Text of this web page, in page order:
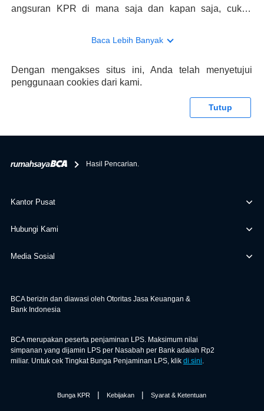
angsuran KPR di mana saja dan kapan saja, cukup
konsultasi mengenai KPR, maka ada layanan live chat
memberikan keuntungan yang berlipat, persyaratan
pengajuan KPR BCA juga sangat mudah, kamu bisa cek
tentang properti disini BCA hanya sebagai pihak
bertanggung jawab terhadap informasi yang rekanan
Baca Lebih Banyak
Dengan mengakses situs ini, Anda telah menyetujui
penggunaan cookies dari kami.
Tutup
Hasil Pencarian.
Kantor Pusat
Hubungi Kami
Media Sosial
BCA berizin dan diawasi oleh Otoritas Jasa Keuangan &
Bank Indonesia
BCA merupakan peserta penjaminan LPS. Maksimum nilai
simpanan yang dijamin LPS per Nasabah per Bank adalah Rp2
miliar. Untuk cek Tingkat Bunga Penjaminan LPS, klik di sini.
Bunga KPR | Kebijakan | Syarat & Ketentuan